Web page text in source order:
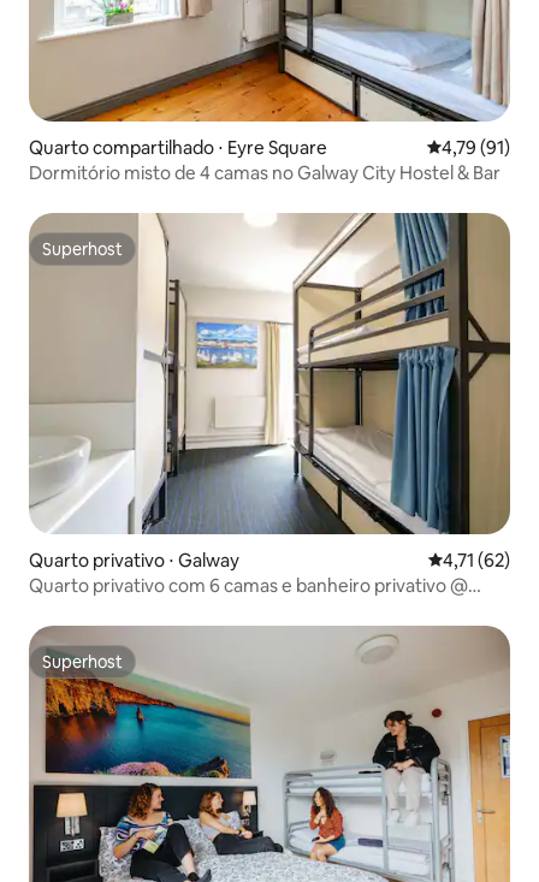
Quarto compartilhado ⋅ Eyre Square 4,79 de uma
4,79 (91)
Dormitório misto de 4 camas no Galway City Hostel & Bar
Superhost
Superhost
Quarto privativo ⋅ Galway 4,71 de uma
4,71 (62)
Quarto privativo com 6 camas e banheiro privativo @
Superhost
Superhost